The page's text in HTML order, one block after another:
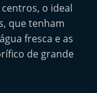
o ideal
que tenham
fresca e as
de grande